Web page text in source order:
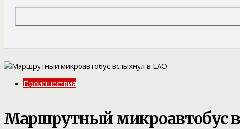
Происшествия
Маршрутный микроавтобус